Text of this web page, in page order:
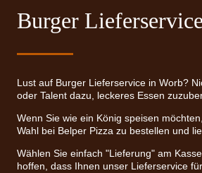
Burger
Lust auf Burger Lieferservice in Worb?
oder Talent dazu, leckeres Essen
Wenn Sie wie ein König speisen
Wahl bei Belper Pizza zu bestellen und
Wählen Sie einfach "Lieferung" am
hoffen, dass Ihnen unser Lieferservice